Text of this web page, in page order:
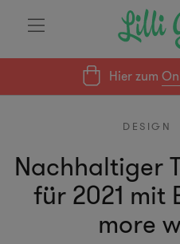
Hier zum
DESIGN
Nachhaltiger
für 2021 mit
more